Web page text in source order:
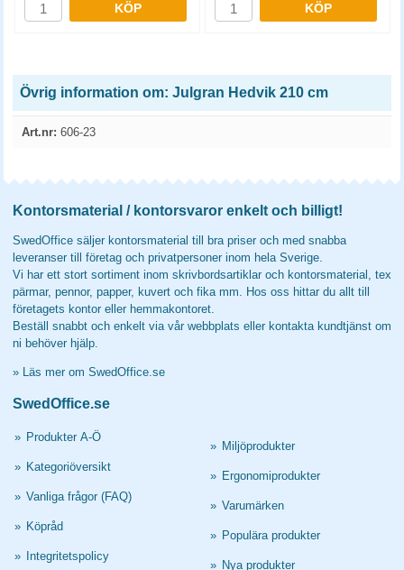
KÖP KÖP
Övrig information om: Julgran Hedvik 210 cm
Art.nr: 606-23
Kontorsmaterial / kontorsvaror enkelt och billigt!
SwedOffice säljer kontorsmaterial till bra priser och med snabba
leveranser till företag och privatpersoner inom hela Sverige.
Vi har ett stort sortiment inom skrivbordsartiklar och kontorsmaterial, tex
pärmar, pennor, papper, kuvert och fika mm. Hos oss hittar du allt till
företagets kontor eller hemmakontoret.
Beställ snabbt och enkelt via vår webbplats eller kontakta kundtjänst om
ni behöver hjälp.
» Läs mer om SwedOffice.se
SwedOffice.se
» Produkter A-Ö
» Kategoriöversikt
» Vanliga frågor (FAQ)
» Köpråd
» Integritetspolicy
» Miljöprodukter
» Ergonomiprodukter
» Varumärken
» Populära produkter
» Nya produkter